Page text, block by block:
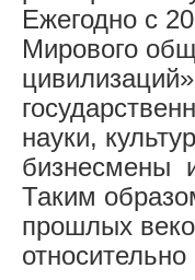
Ежегодно с
Мирового
науки,
бизнесмены
Таким
прошлых